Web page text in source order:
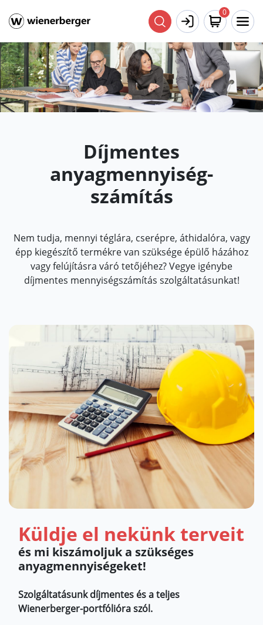
0
Díjmentes
anyagmennyiség-
számítás
Nem tudja, mennyi téglára, cserépre, áthidalóra, vagy
épp kiegészítő termékre van szüksége épülő házához
vagy felújításra váró tetőjéhez? Vegye igénybe
díjmentes mennyiségszámítás szolgáltatásunkat!
Küldje el nekünk terveit
és mi kiszámoljuk a szükséges
anyagmennyiségeket!
Szolgáltatásunk díjmentes és a teljes
Wienerberger-portfólióra szól.